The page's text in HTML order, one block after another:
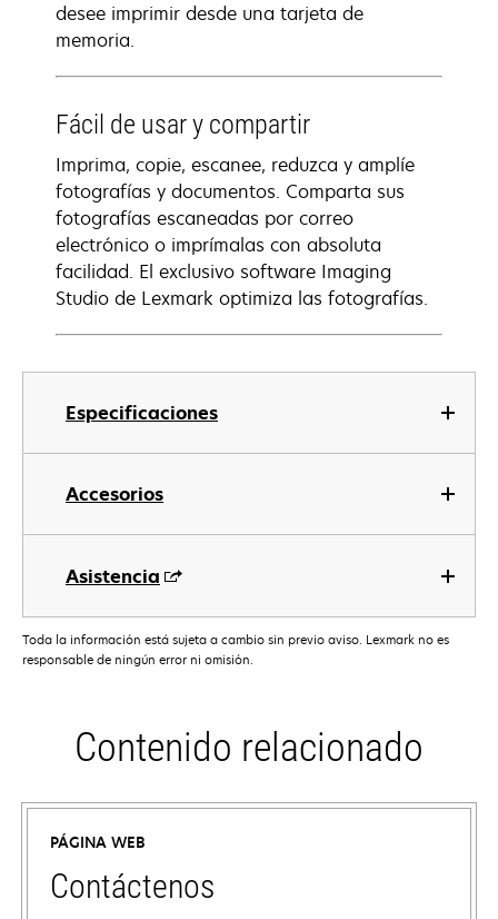
Especificaciones
Accesorios
Asistencia
desee imprimir desde una tarjeta de
memoria.
Fácil de usar y compartir
Imprima, copie, escanee, reduzca y amplíe
fotografías y documentos. Comparta sus
fotografías escaneadas por correo
electrónico o imprímalas con absoluta
facilidad. El exclusivo software Imaging
Studio de Lexmark optimiza las fotografías.
Toda la información está sujeta a cambio sin previo aviso. Lexmark no es
responsable de ningún error ni omisión.
Contenido relacionado
PÁGINA WEB
Contáctenos